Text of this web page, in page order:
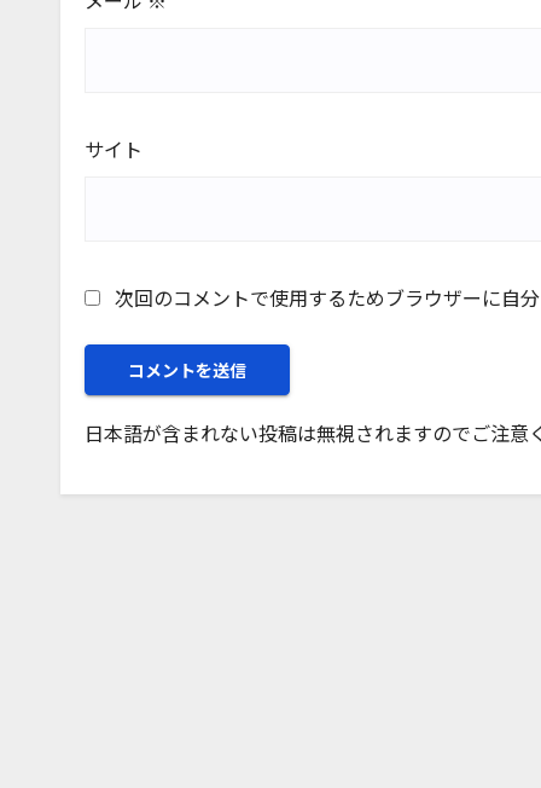
サイト
次回のコメントで使用するためブラウザーに自
日本語が含まれない投稿は無視されますのでご注意